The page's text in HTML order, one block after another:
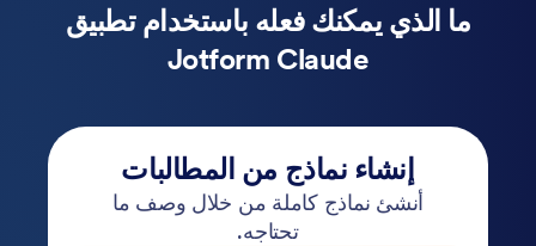
ما الذي يمكنك فعله باستخدام تطبيق
Jotform Claude
إنشاء نماذج من المطالبات
أنشئ نماذج كاملة من خلال وصف ما
تحتاجه.